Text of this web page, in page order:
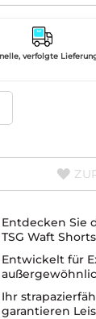
verfolgte
Entdecken Sie
TSG Waft
Entwickelt für
Ihr
garantieren